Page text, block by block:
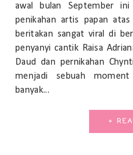
awal bulan September
penikahan artis papan
beritakan sangat viral di
penyanyi cantik Raisa
Daud dan pernikahan
menjadi sebuah
banyak...
+